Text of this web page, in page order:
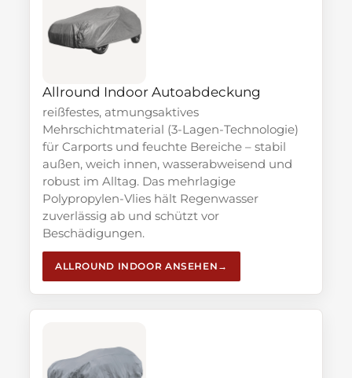
Allround Indoor Autoabdeckung
reißfestes, atmungsaktives
Mehrschichtmaterial (3-Lagen-Technologie)
für Carports und feuchte Bereiche – stabil
außen, weich innen, wasserabweisend und
robust im Alltag. Das mehrlagige
Polypropylen-Vlies hält Regenwasser
zuverlässig ab und schützt vor
Beschädigungen.
ALLROUND INDOOR ANSEHEN